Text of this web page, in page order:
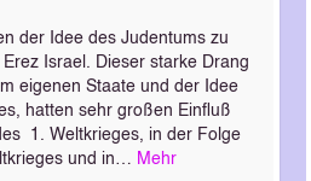
der Idee des Judentums zu
Israel. Dieser starke Drang
eigenen Staate und der Idee
hatten sehr großen Einfluß
1. Weltkrieges, in der Folge
und in… Mehr